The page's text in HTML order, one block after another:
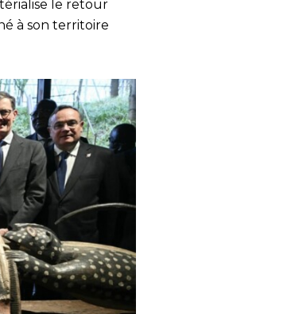
le retour
à son territoire